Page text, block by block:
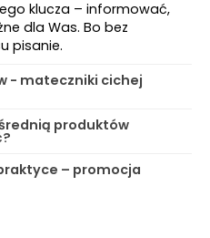
klucza – informować,
dla Was. Bo bez
pisanie.
- mateczniki cichej
produktów
– promocja